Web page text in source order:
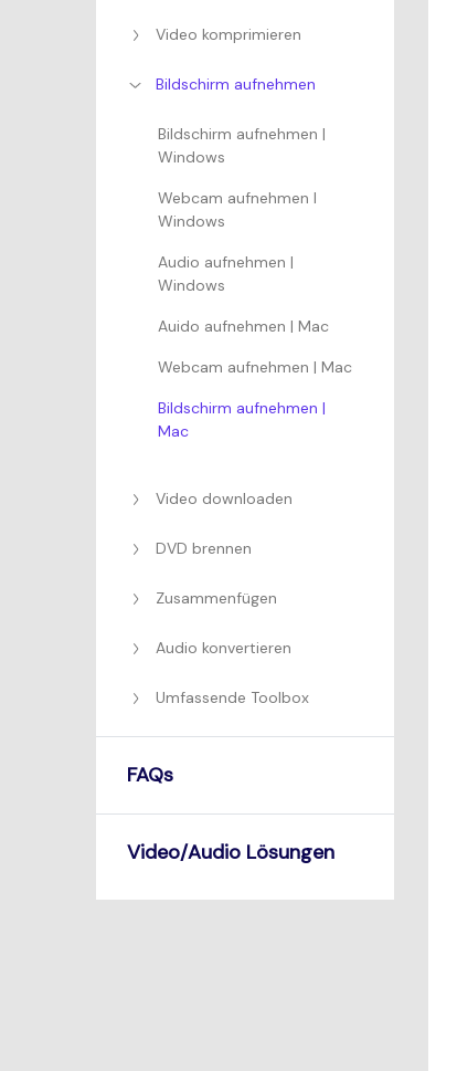
Video komprimieren
Bildschirm aufnehmen
Bildschirm aufnehmen |
Windows
Webcam aufnehmen I
Windows
Audio aufnehmen |
Windows
Auido aufnehmen | Mac
Webcam aufnehmen | Mac
Bildschirm aufnehmen |
Mac
Video downloaden
DVD brennen
Zusammenfügen
Audio konvertieren
Umfassende Toolbox
FAQs
Video/Audio Lösungen